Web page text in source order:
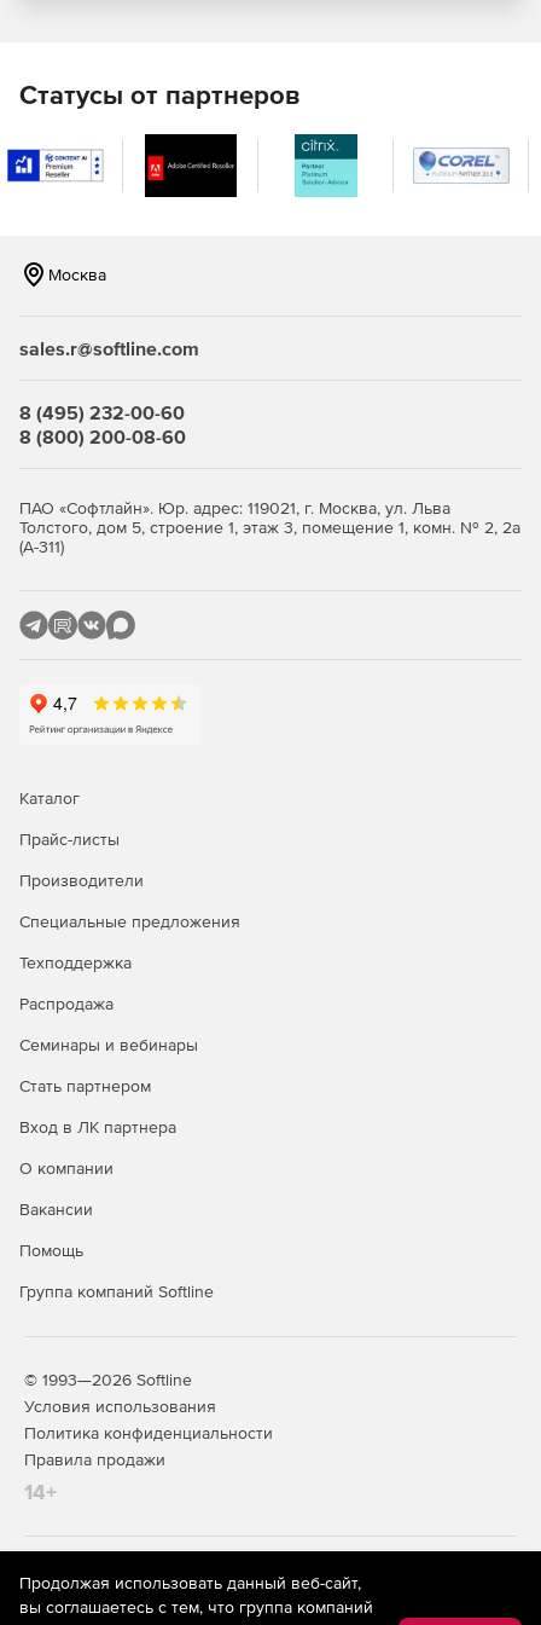
с инструментами записи и редактирования MultiCam.
Обрезка видеоклипов и улучшение звука с помощью
Стилизация своих изображений с новыми умными
Конвертирование и копирование
нужный формат.
Возможность приостановить, возобновить или
Возможность восстановить и преобразовать LP, ленты
и старые устройства.
Статусы от партнеров
Москва
sales.r@softline.com
8 (495) 232-00-60
8 (800) 200-08-60
ПАО «Софтлайн». Юр. адрес: 119021, г. Москва, ул. Льва
Толстого, дом 5, строение 1, этаж 3, помещение 1, комн. № 2, 2а
(А-311)
Каталог
Прайс-листы
Производители
Специальные предложения
Техподдержка
Распродажа
Семинары и вебинары
Стать партнером
Вход в ЛК партнера
О компании
Вакансии
Помощь
Группа компаний Softline
© 1993—2026 Softline
Условия использования
Политика конфиденциальности
Правила продажи
14+
На информационном ресурсе store.softline.ru применяются
рекомендательные технологии
(информационные технологии
предоставления информации на основе сбора,
Продолжая использовать данный веб-сайт,
вы соглашаетесь с тем, что группа компаний